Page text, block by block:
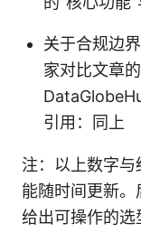
关于合规边
家对比文章
引用：同上
注：以上数字
能随时间更新。
给出可操作的选